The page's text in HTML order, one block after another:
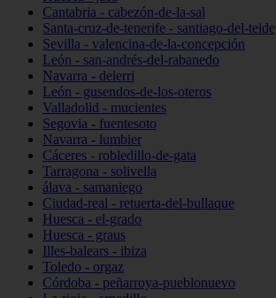
Cantabria - cabezón-de-la-sal
Santa-cruz-de-tenerife - santiago-del-teide
Sevilla - valencina-de-la-concepción
León - san-andrés-del-rabanedo
Navarra - deierri
León - gusendos-de-los-oteros
Valladolid - mucientes
Segovia - fuentesoto
Navarra - lumbier
Cáceres - robledillo-de-gata
Tarragona - solivella
álava - samaniego
Ciudad-real - retuerta-del-bullaque
Huesca - el-grado
Huesca - graus
Illes-balears - ibiza
Toledo - orgaz
Córdoba - peñarroya-pueblonuevo